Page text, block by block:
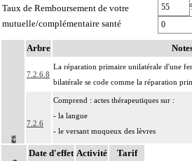
Taux de Remboursement de votre
mutuelle/complémentaire santé
Notes
Arbre
7.2.6.8
La réparation primaire unilatérale d'une
bilatérale se code comme la réparation
7.2.6
Comprend : actes thérapeutiques sur :
- la langue
- le versant muqueux des lèvres
- les parois de la bouche
Date d'effet Activité Tarif